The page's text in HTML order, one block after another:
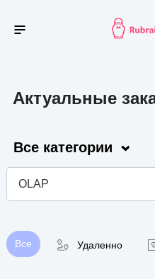
Актуальные
Все категории
Все Удаленно